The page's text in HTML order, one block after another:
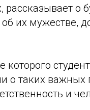
о
их мужестве,
которого
о таких важных
и